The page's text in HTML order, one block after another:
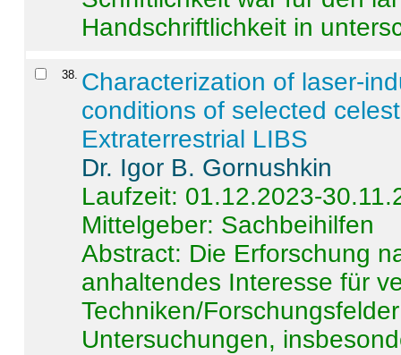
Handschriftlichkeit in
38. Characterization of laser-
conditions of selected
Extraterrestrial LIBS
Dr. Igor B. Gornushkin
Laufzeit: 01.12.2023-
Mittelgeber: Sachbeihilfen
Abstract: Die Erforschung
anhaltendes Interesse für
Techniken/
Untersuchungen,